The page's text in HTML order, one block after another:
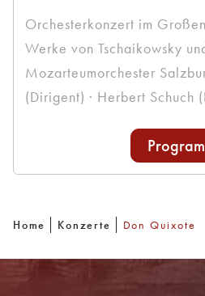
Orchesterkonzert im
Werke von Tschaikowsky
Mozarteumorchester
(Dirigent) · Herbert Schuch
Home Konzerte Don Quixote